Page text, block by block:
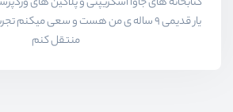
یار قدیمی 9 ساله ی من هست و سعی میکنم
منتقل کنم